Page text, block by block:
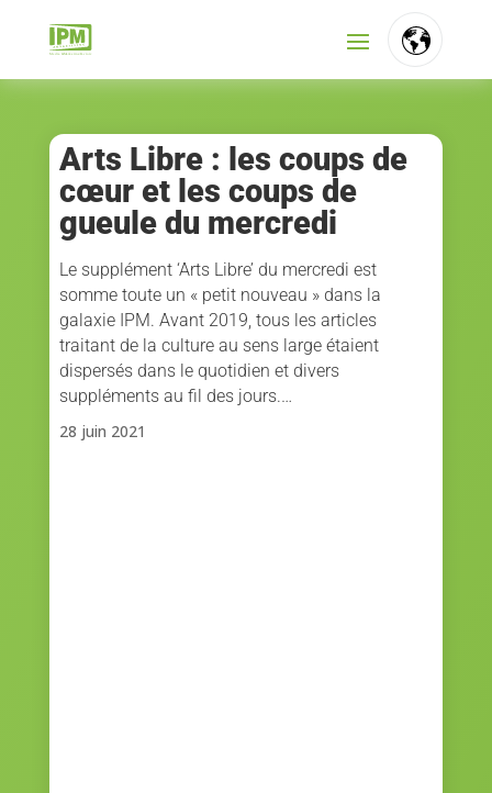
Arts Libre : les coups de
cœur et les coups de
gueule du mercredi
Le supplément ‘Arts Libre’ du mercredi est
somme toute un « petit nouveau » dans la
galaxie IPM. Avant 2019, tous les articles
traitant de la culture au sens large étaient
dispersés dans le quotidien et divers
suppléments au fil des jours.…
28 juin 2021